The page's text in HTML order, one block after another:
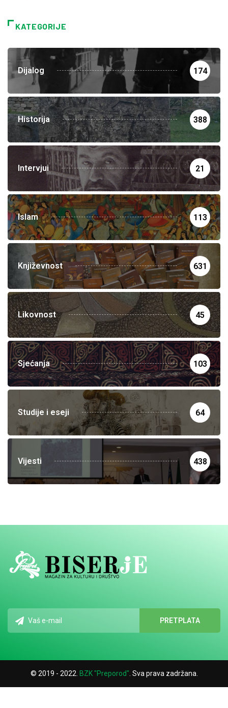
KATEGORIJE
Dijalog 174
Historija 388
Intervjui 21
Islam 113
Književnost 631
Likovnost 45
Sjećanja 103
Studije i eseji 64
Vijesti 438
© 2019 - 2022. BZK "Preporod" . Sva prava zadržana.